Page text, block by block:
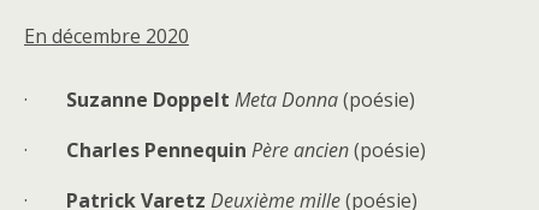
En décembre 2020
· Suzanne Doppelt Meta Donna(poésie)
· Charles Pennequin Père ancien(poésie)
· Patrick Varetz Deuxième mille(poésie)